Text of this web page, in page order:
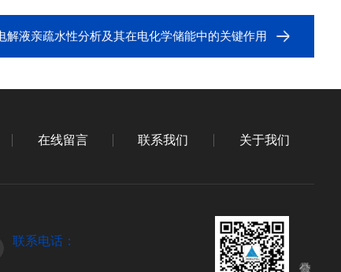
解液亲疏水性分析及其在电化学储能中的关键作用
在线留言 联系我们 关于我们
联系电话：